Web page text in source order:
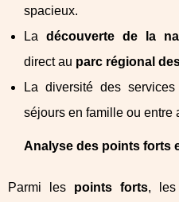
spacieux.
La découverte de la
direct au parc régional
La diversité des
séjours en famille ou entre
Analyse des points forts
Parmi les points forts, les